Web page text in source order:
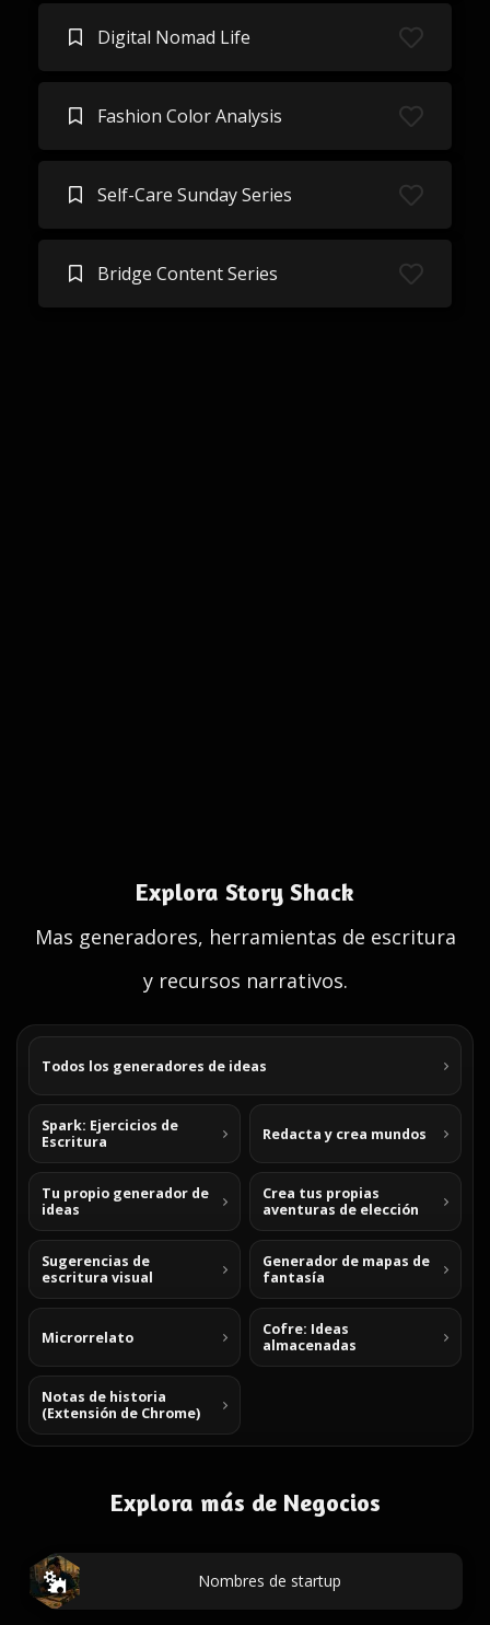
Digital Nomad Life
Fashion Color Analysis
Self-Care Sunday Series
Bridge Content Series
Explora Story Shack
Mas generadores, herramientas de escritura
y recursos narrativos.
Todos los generadores de ideas
Spark: Ejercicios de
Escritura
Redacta y crea mundos
Tu propio generador de
ideas
Crea tus propias
aventuras de elección
Sugerencias de
escritura visual
Generador de mapas de
fantasía
Microrrelato
Cofre: Ideas
almacenadas
Notas de historia
(Extensión de Chrome)
Explora más de Negocios
Nombres de startup